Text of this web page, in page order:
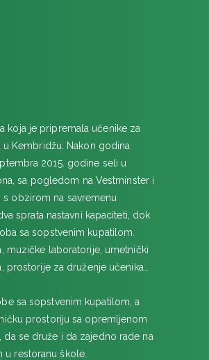
koja je pripremala učenike za
Kembridžu. Nakon godina
2015. godine seli u
sa pogledom na Vestminster i
obzirom na savremenu
sprata nastavni kapaciteti, dok
sa sopstvenim kupatilom.
muzičke laboratorije, umetnički
za druženje učenika…
sa sopstvenim kupatilom, a
prostoriju sa opremljenom
se druže i da zajedno rade na
restoranu škole.